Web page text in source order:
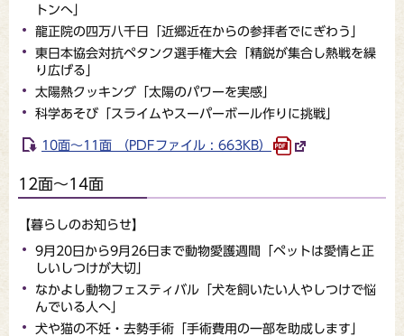
トンへ」
龍正院の四万八千日「近郷近在からの参拝者でにぎわう」
東日本協会対抗ペタンク選手権大会「精鋭が集合し熱戦を繰
り広げる」
太陽熱クッキング「太陽のパワーを実感」
科学あそび「スライムやスーパーボール作りに挑戦」
10面～11面 （PDFファイル : 663KB）
12面～14面
【暮らしのお知らせ】
9月20日から9月26日まで動物愛護週間「ペットは愛情と正
しいしつけが大切」
なかよし動物フェスティバル「犬を飼いたい人やしつけで悩
んでいる人へ」
犬や猫の不妊・去勢手術「手術費用の一部を助成します」